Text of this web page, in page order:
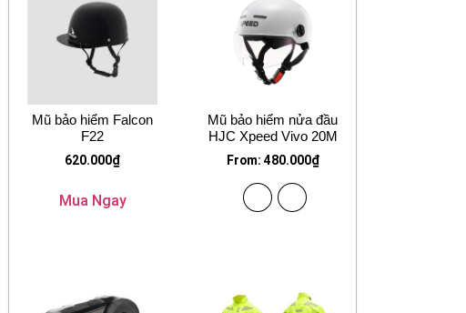
Mũ bảo hiểm Falcon
F22
620.000₫
Mua Ngay
Mũ bảo hiểm nửa đầu
HJC Xpeed Vivo 20M
From: 480.000₫